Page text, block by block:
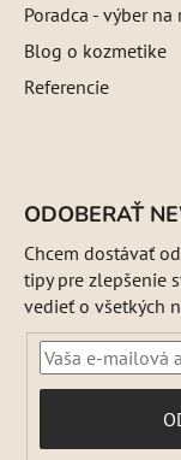
Poradca - výber na
Blog o kozmetike
Referencie
ODOBERAŤ
Chcem dostávať
tipy pre zlepšenie
vedieť o všetkých